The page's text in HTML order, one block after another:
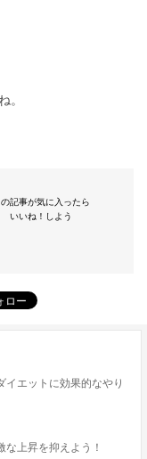
。
の記事が気に入ったら
いいね！しよう
イエットに効果的なやり
上昇を抑えよう！